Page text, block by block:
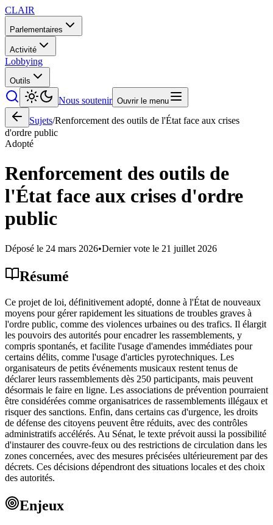
CLAIR
Parlementaires
Activité
Lobbying
Outils
Nous soutenir Ouvrir le menu
Sujets/Renforcement des outils de l'État face aux crises
d'ordre public
Adopté
Renforcement des outils de
l'État face aux crises d'ordre
public
Déposé le 24 mars 2026•Dernier vote le 21 juillet 2026
Résumé
Ce projet de loi, définitivement adopté, donne à l'État de nouveaux
moyens pour gérer rapidement les situations de troubles graves à
l'ordre public, comme des violences urbaines ou des trafics. Il élargit
les pouvoirs des autorités pour encadrer les rassemblements, y
compris spontanés, et facilite l'usage d'amendes immédiates pour
certains délits, comme l'usage d'articles pyrotechniques. Les
organisateurs de petits événements musicaux restent tenus de
déclarer leurs rassemblements dès 250 participants, mais peuvent
désormais le faire en ligne. Les associations de prévention pourraient
être considérées comme organisatrices de rassemblements illégaux et
risquer des sanctions. Enfin, dans certains cas d'urgence, les droits
de défense des citoyens peuvent être réduits, avec des contrôles
administratifs accélérés. Au Sénat, le texte prévoit aussi la possibilité
d'instaurer des couvre-feux ou des restrictions de circulation dans les
zones concernées, avec des mesures précisées ultérieurement par des
décrets. Ces décisions dépendront des situations locales et des choix
des autorités.
Enjeux